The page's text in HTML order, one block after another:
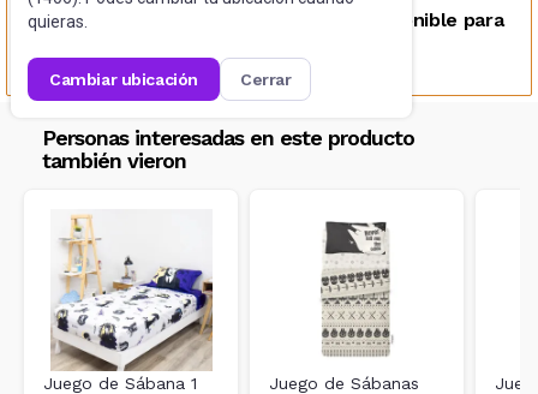
quieras.
cambiar ubicación cerrar
Este producto no se encuentra disponible para
Personas interesadas en este producto
también vieron
Juego de Sábana 1
Juego de Sábanas